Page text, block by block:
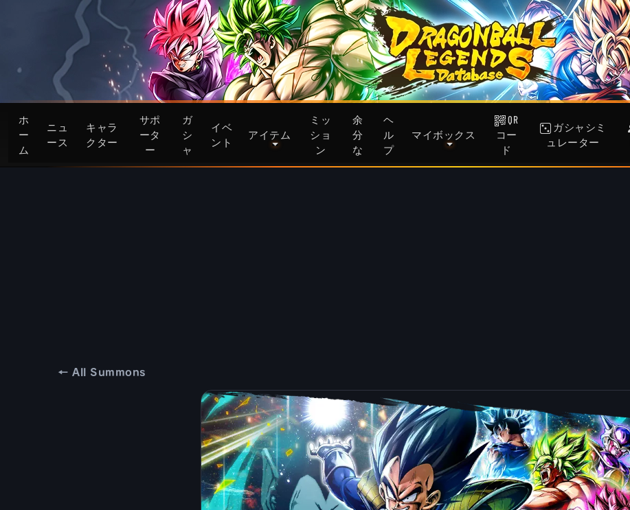
ホ
ー
ム
ニュ
ース
キャラ
クター
サポ
ータ
ー
ガ
シ
ャ
イベ
ント
アイテム
ミッ
ショ
ン
余
分
な
ヘ
ル
プ
マイボックス
QR
コー
ド
ガシャシミ
ュレーター
← All Summons